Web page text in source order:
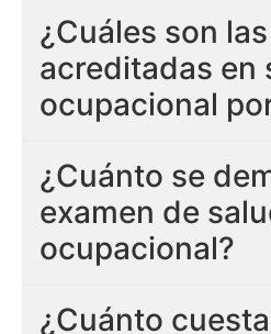
¿Cuáles son
acreditadas en
ocupacional
¿Cuánto se
examen de
ocupacional?
¿Cuánto